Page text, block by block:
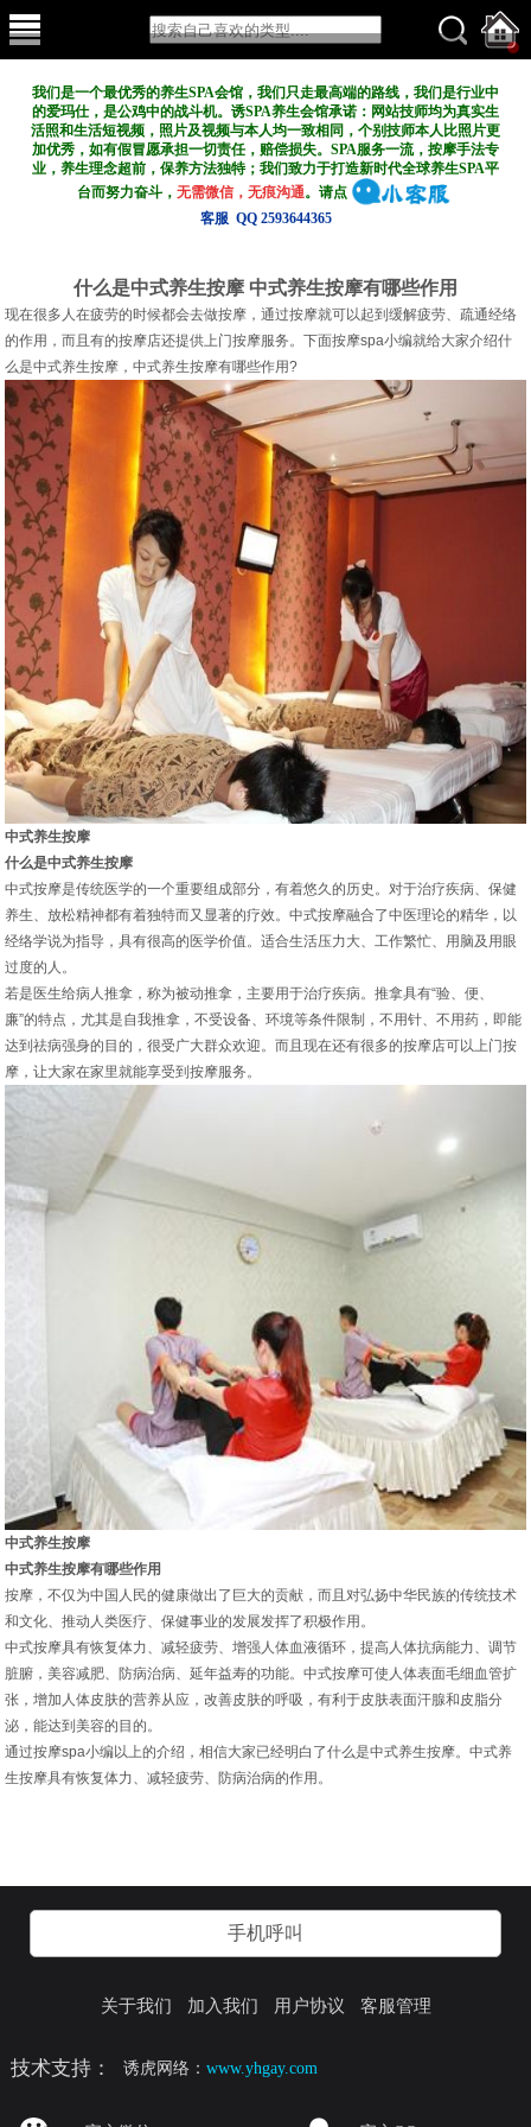
我们是一个最优秀的养生SPA会馆，我们只走最高端的路线，我们是行业中
的爱玛仕，是公鸡中的战斗机。诱SPA养生会馆承诺：网站技师均为真实生
活照和生活短视频，照片及视频与本人均一致相同，个别技师本人比照片更
加优秀，如有假冒愿承担一切责任，赔偿损失。SPA服务一流，按摩手法专
业，养生理念超前，保养方法独特；我们致力于打造新时代全球养生SPA平
台而努力奋斗，无需微信，无痕沟通。请点
客服 QQ 2593644365
什么是中式养生按摩 中式养生按摩有哪些作用
现在很多人在疲劳的时候都会去做按摩，通过按摩就可以起到缓解疲劳、疏通经络
的作用，而且有的按摩店还提供上门按摩服务。下面按摩spa小编就给大家介绍什
么是中式养生按摩，中式养生按摩有哪些作用?
中式养生按摩
什么是中式养生按摩
中式按摩是传统医学的一个重要组成部分，有着悠久的历史。对于治疗疾病、保健
养生、放松精神都有着独特而又显著的疗效。中式按摩融合了中医理论的精华，以
经络学说为指导，具有很高的医学价值。适合生活压力大、工作繁忙、用脑及用眼
过度的人。
若是医生给病人推拿，称为被动推拿，主要用于治疗疾病。推拿具有“验、便、
廉”的特点，尤其是自我推拿，不受设备、环境等条件限制，不用针、不用药，即能
达到祛病强身的目的，很受广大群众欢迎。而且现在还有很多的按摩店可以上门按
摩，让大家在家里就能享受到按摩服务。
中式养生按摩
中式养生按摩有哪些作用
按摩，不仅为中国人民的健康做出了巨大的贡献，而且对弘扬中华民族的传统技术
和文化、推动人类医疗、保健事业的发展发挥了积极作用。
中式按摩具有恢复体力、减轻疲劳、增强人体血液循环，提高人体抗病能力、调节
脏腑，美容减肥、防病治病、延年益寿的功能。中式按摩可使人体表面毛细血管扩
张，增加人体皮肤的营养从应，改善皮肤的呼吸，有利于皮肤表面汗腺和皮脂分
泌，能达到美容的目的。
通过按摩spa小编以上的介绍，相信大家已经明白了什么是中式养生按摩。中式养
生按摩具有恢复体力、减轻疲劳、防病治病的作用。
手机呼叫
关于我们 加入我们 用户协议 客服管理
技术支持： 诱虎网络：www.yhgay.com